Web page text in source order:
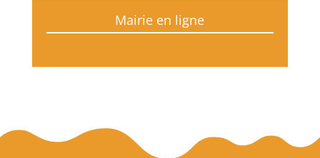
Mairie en ligne